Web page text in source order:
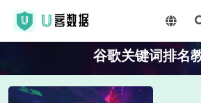
谷歌关键词排名